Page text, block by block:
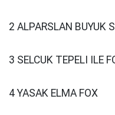
2 ALPARSLAN BUYUK
3 SELCUK TEPELI ILE
4 YASAK ELMA FOX